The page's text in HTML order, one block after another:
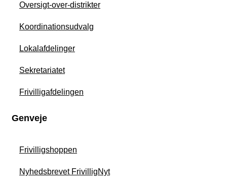
Oversigt-over-distrikter
Koordinationsudvalg
Lokalafdelinger
Sekretariatet
Frivilligafdelingen
Genveje
Frivilligshoppen
Nyhedsbrevet FrivilligNyt